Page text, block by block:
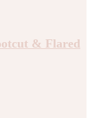
& Flared